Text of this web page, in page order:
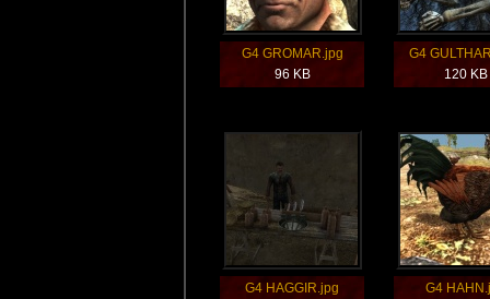
G4 GROMAR.jpg
96 KB
G4
120 KB
G4 HAGGIR.jpg
G4